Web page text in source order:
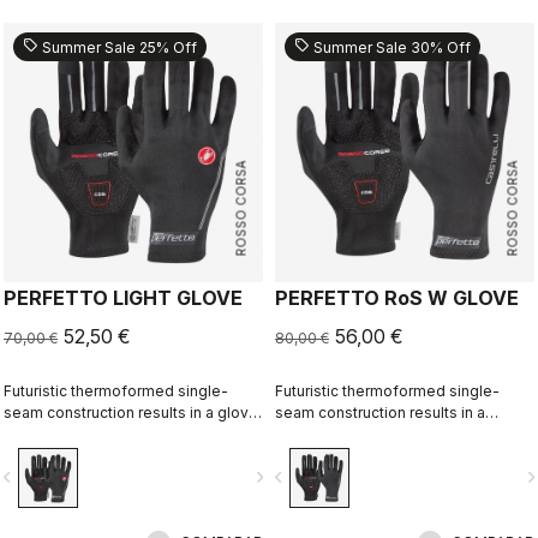
ROSSO CORSA
sell Summer Sale 25% Off
PERFETTO LIGHT GLOVE
70,00 € 52,50 €
Futuristic thermoformed single-
seam construction results in a glove
windproof, slim fitting and extremely
comfortable.
navigate_next
ROSSO CORSA
sell Summer Sale 30% Off
PERFETTO RoS W GLOVE
80,00 € 56,00 €
Futuristic thermoformed single-
seam construction results in a
water resistant, warm, slim fitting
and extremely comfortable.
navigate_before